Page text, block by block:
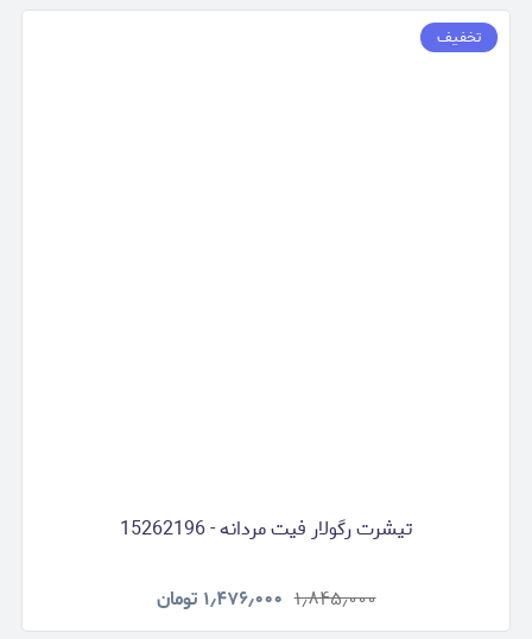
تخفیف
تیشرت رگولار فیت مردانه - 15262196
۱٫۸۴۵٫۰۰۰ ۱٫۴۷۶٫۰۰۰ تومان